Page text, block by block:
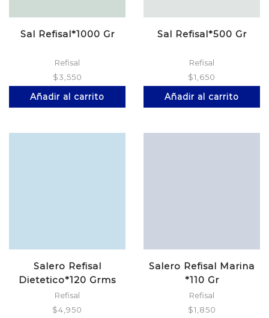
Sal Refisal*1000 Gr
Refisal
$3,550
Añadir al carrito
Sal Refisal*500 Gr
Refisal
$1,650
Añadir al carrito
Salero Refisal
Dietetico*120 Grms
Refisal
$4,950
Salero Refisal Marina
*110 Gr
Refisal
$1,850